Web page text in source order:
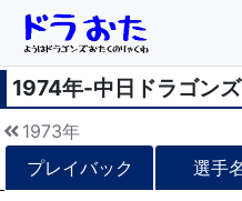
1974年-中日ドラゴンズ
1973年
プレイバック
選手